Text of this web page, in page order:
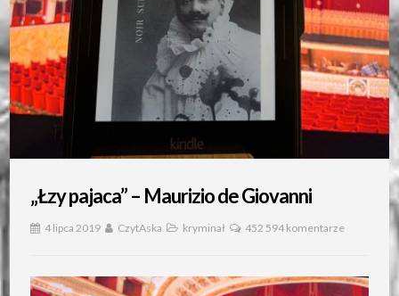
„Łzy pajaca” – Maurizio de Giovanni
4 lipca 2019 CzytAska kryminał 452 594 komentarze